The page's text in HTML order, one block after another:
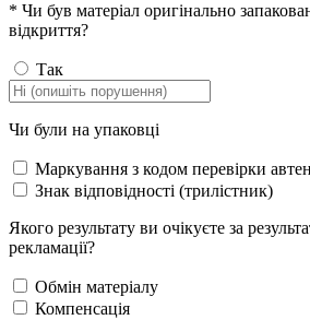
* Чи був матеріал оригінально
відкриття?
Так
Чи були на упаковці
Маркування з кодом перевірки
Знак відповідності (трилістник)
Якого результату ви очікуєте за
рекламації?
Обмін матеріалу
Компенсація